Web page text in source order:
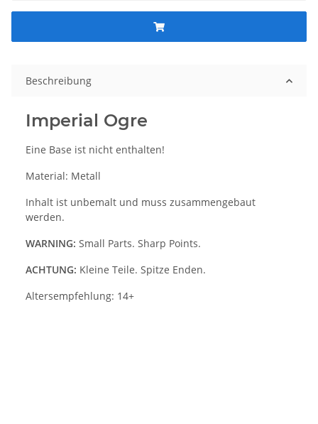
Beschreibung
Imperial Ogre
Eine Base ist nicht enthalten!
Material: Metall
Inhalt ist unbemalt und muss zusammengebaut
werden.
WARNING: Small Parts. Sharp Points.
ACHTUNG: Kleine Teile. Spitze Enden.
Altersempfehlung: 14+